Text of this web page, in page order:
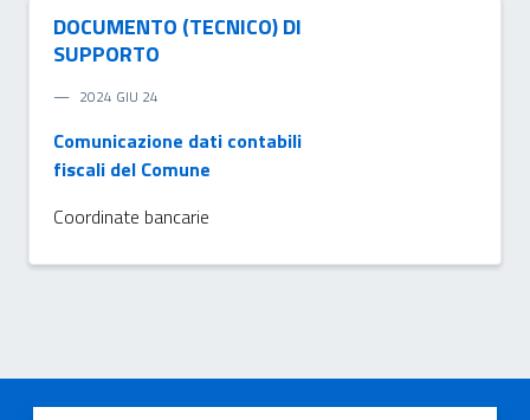
DOCUMENTO (TECNICO) DI
SUPPORTO
2024 GIU 24
Comunicazione dati contabili
fiscali del Comune
Coordinate bancarie